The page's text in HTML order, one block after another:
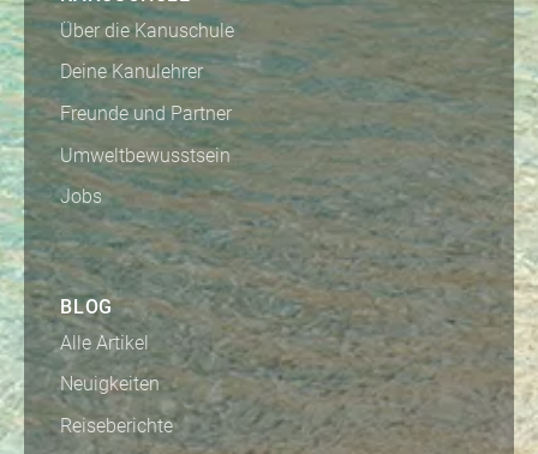
Über die Kanuschule
Deine Kanulehrer
Freunde und Partner
Umweltbewusstsein
Jobs
BLOG
Alle Artikel
Neuigkeiten
Reiseberichte